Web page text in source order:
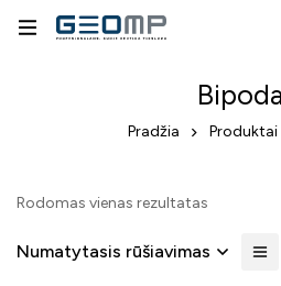
Pradžia Produktai
Rodomas vienas rezultatas
Numatytasis rūšiavimas